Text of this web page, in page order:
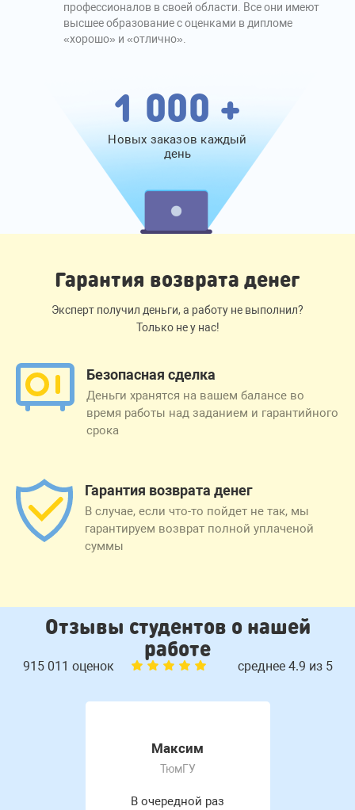
профессионалов в своей области. Все они имеют
высшее образование с оценками в дипломе
«хорошо» и «отлично».
1 000 +
Новых заказов каждый
день
Гарантия возврата денег
Эксперт получил деньги, а работу не выполнил?
Только не у нас!
Безопасная сделка
Деньги хранятся на вашем балансе во
время работы над заданием и гарантийного
срока
Гарантия возврата денег
В случае, если что-то пойдет не так, мы
гарантируем возврат полной уплаченой
суммы
Отзывы студентов о нашей
работе
915 011 оценок среднее 4.9 из 5
Максим
ТюмГУ
В очередной раз